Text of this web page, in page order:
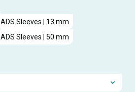
ADS Sleeves | 13 mm
ADS Sleeves | 50 mm